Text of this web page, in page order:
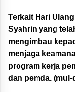
Terkait Hari
Syahrin yang
mengimbau
menjaga
program kerja
dan pemda. (mul-